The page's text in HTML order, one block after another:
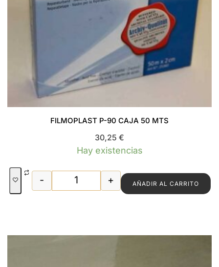
FILMOPLAST P-90 CAJA 50 MTS
30,25 €
Hay existencias
FILMOPLAST P-90 CAJA 50 MTS
- + AÑADIR AL CARRITO